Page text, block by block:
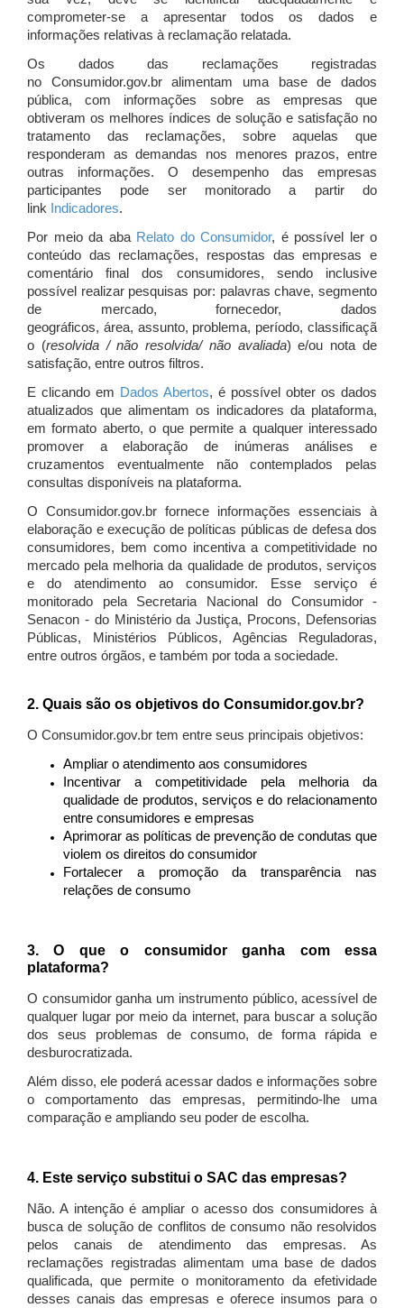
comprometer-se a apresentar todos os dados e
informações relativas à reclamação relatada.
Os dados das reclamações registradas
no Consumidor.gov.br alimentam uma base de dados
pública, com informações sobre as empresas que
obtiveram os melhores índices de solução e satisfação no
tratamento das reclamações, sobre aquelas que
responderam as demandas nos menores prazos, entre
outras informações. O desempenho das empresas
participantes pode ser monitorado a partir do
link Indicadores.
Por meio da aba Relato do Consumidor, é possível ler o
conteúdo das reclamações, respostas das empresas e
comentário final dos consumidores, sendo inclusive
possível realizar pesquisas por: palavras chave, segmento
de mercado, fornecedor, dados
geográficos, área, assunto, problema, período, classificaçã
o (resolvida / não resolvida/ não avaliada) e/ou nota de
satisfação, entre outros filtros.
E clicando em Dados Abertos, é possível obter os dados
atualizados que alimentam os indicadores da plataforma,
em formato aberto, o que permite a qualquer interessado
promover a elaboração de inúmeras análises e
cruzamentos eventualmente não contemplados pelas
consultas disponíveis na plataforma.
O Consumidor.gov.br fornece informações essenciais à
elaboração e execução de políticas públicas de defesa dos
consumidores, bem como incentiva a competitividade no
mercado pela melhoria da qualidade de produtos, serviços
e do atendimento ao consumidor. Esse serviço é
monitorado pela Secretaria Nacional do Consumidor -
Senacon - do Ministério da Justiça, Procons, Defensorias
Públicas, Ministérios Públicos, Agências Reguladoras,
entre outros órgãos, e também por toda a sociedade.
2. Quais são os objetivos do Consumidor.gov.br?
O Consumidor.gov.br tem entre seus principais objetivos:
Ampliar o atendimento aos consumidores
Incentivar a competitividade pela melhoria da
qualidade de produtos, serviços e do relacionamento
entre consumidores e empresas
Aprimorar as políticas de prevenção de condutas que
violem os direitos do consumidor
Fortalecer a promoção da transparência nas
relações de consumo
3. O que o consumidor ganha com essa
plataforma?
O consumidor ganha um instrumento público, acessível de
qualquer lugar por meio da internet, para buscar a solução
dos seus problemas de consumo, de forma rápida e
desburocratizada.
Além disso, ele poderá acessar dados e informações sobre
o comportamento das empresas, permitindo-lhe uma
comparação e ampliando seu poder de escolha.
4. Este serviço substitui o SAC das empresas?
Não. A intenção é ampliar o acesso dos consumidores à
busca de solução de conflitos de consumo não resolvidos
pelos canais de atendimento das empresas. As
reclamações registradas alimentam uma base de dados
qualificada, que permite o monitoramento da efetividade
desses canais das empresas e oferece insumos para o